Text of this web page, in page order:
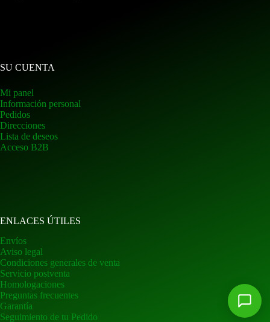
SU CUENTA
Mi panel
Información personal
Pedidos
Direcciones
Lista de deseos
Acceso B2B
ENLACES ÚTILES
Envíos
Aviso legal
Condiciones generales de venta
Servicio postventa
Homologaciones
Preguntas frecuentes
Garantía
Seguimiento de tu Pedido